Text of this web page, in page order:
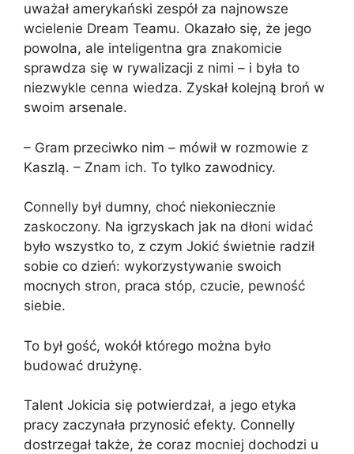
uważał amerykański zespół za najnowsze
wcielenie Dream Teamu. Okazało się, że jego
powolna, ale inteligentna gra znakomicie
sprawdza się w rywalizacji z nimi – i była to
niezwykle cenna wiedza. Zyskał kolejną broń w
swoim arsenale.
– Gram przeciwko nim – mówił w rozmowie z
Kaszlą. – Znam ich. To tylko zawodnicy.
Connelly był dumny, choć niekoniecznie
zaskoczony. Na igrzyskach jak na dłoni widać
było wszystko to, z czym Jokić świetnie radził
sobie co dzień: wykorzystywanie swoich
mocnych stron, praca stóp, czucie, pewność
siebie.
To był gość, wokół którego można było
budować drużynę.
Talent Jokicia się potwierdzał, a jego etyka
pracy zaczynała przynosić efekty. Connelly
dostrzegał także, że coraz mocniej dochodzi u